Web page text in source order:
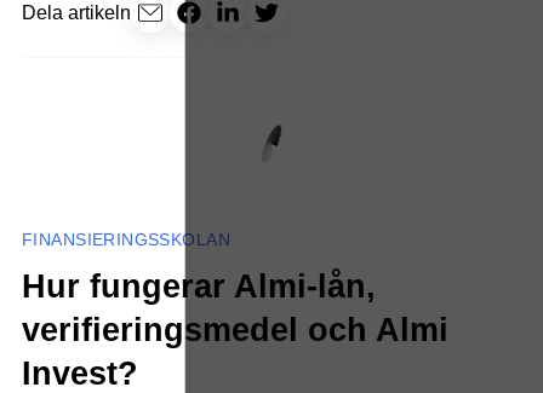
Dela artikeln
FINANSIERINGSSKOLAN
Hur fungerar Almi-lån,
verifieringsmedel och Almi
Invest?